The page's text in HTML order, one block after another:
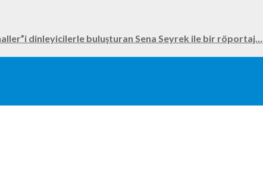
dinleyicilerle buluşturan Sena Seyrek ile bir röportaj…